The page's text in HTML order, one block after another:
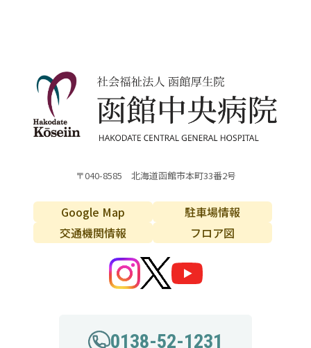
〒040-8585 北海道函館市本町33番2号
Google Map
駐車場情報
交通機関情報
フロア図
0138-52-1231